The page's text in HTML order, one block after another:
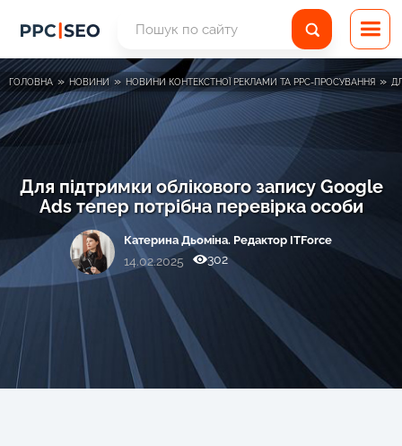
ГОЛОВНА » НОВИНИ » НОВИНИ КОНТЕКСТНОЇ РЕКЛАМИ ТА PPC-ПРОСУВАННЯ »
Для підтримки облікового запису Google
Ads тепер потрібна перевірка особи
Катерина Дьоміна. Редактор ITForce
14.02.2025 302